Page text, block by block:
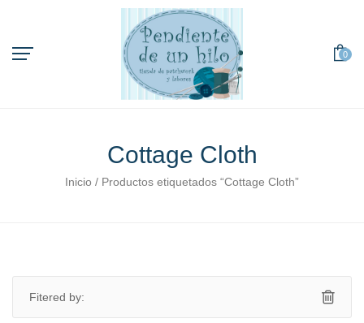
0
Cottage Cloth
Inicio / Productos etiquetados “Cottage Cloth”
Fitered by: